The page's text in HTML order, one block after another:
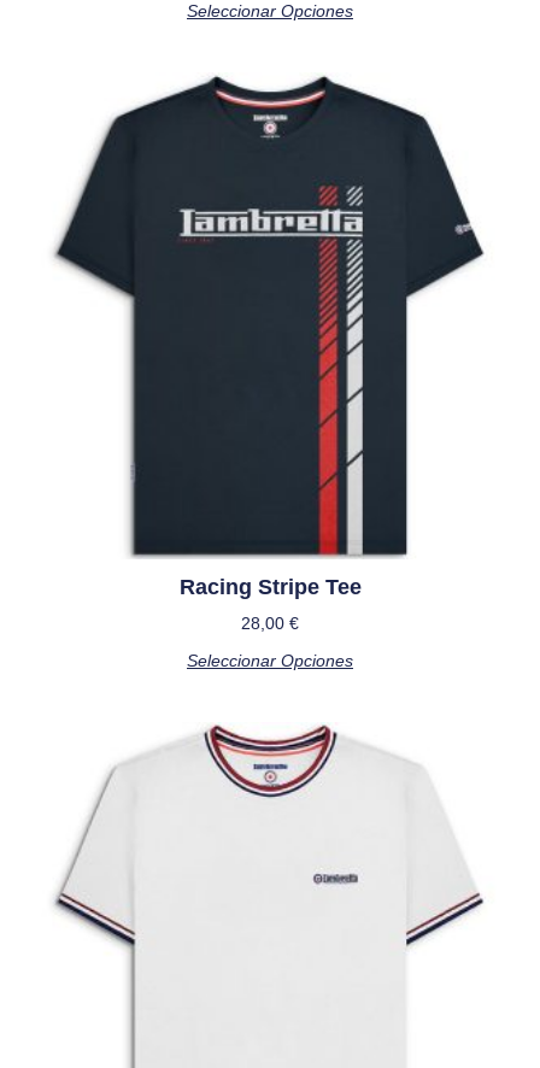
Seleccionar Opciones
Racing Stripe Tee
28,00 €
Seleccionar Opciones